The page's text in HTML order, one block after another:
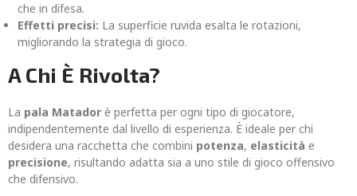
che in difesa.
Effetti precisi: La superficie ruvida esalta le rotazioni,
migliorando la strategia di gioco.
A Chi È Rivolta?
La pala Matador è perfetta per ogni tipo di giocatore,
indipendentemente dal livello di esperienza. È ideale per chi
desidera una racchetta che combini potenza, elasticità e
precisione, risultando adatta sia a uno stile di gioco offensivo
che difensivo.